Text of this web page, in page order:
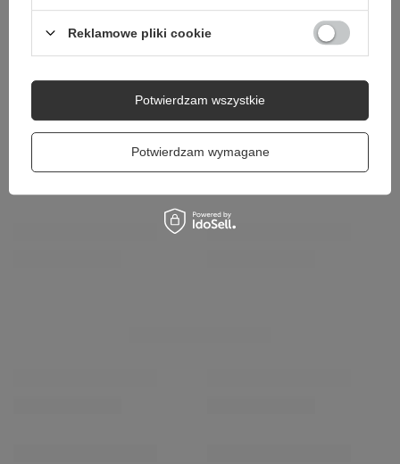
dla innych.
Zadaj pytanie
Reklamowe pliki cookie
Potwierdzam wymagane
Potwierdzam wszystkie